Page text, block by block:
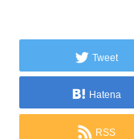
Tweet
Hatena
RSS